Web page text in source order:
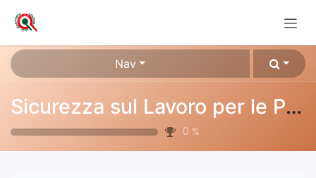
Nav
Sicurezza sul Lavoro per le PMI
0 %